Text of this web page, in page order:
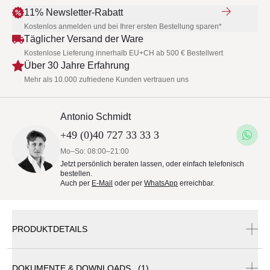
11% Newsletter-Rabatt
Kostenlos anmelden und bei Ihrer ersten Bestellung sparen*
Täglicher Versand der Ware
Kostenlose Lieferung innerhalb EU+CH ab 500 € Bestellwert
Über 30 Jahre Erfahrung
Mehr als 10.000 zufriedene Kunden vertrauen uns
Antonio Schmidt
+49 (0)40 727 33 33 3
Mo–So: 08:00–21:00
Jetzt persönlich beraten lassen, oder einfach telefonisch
bestellen.
Auch per E-Mail oder per WhatsApp erreichbar.
PRODUKTDETAILS
DOKUMENTE & DOWNLOADS (1)